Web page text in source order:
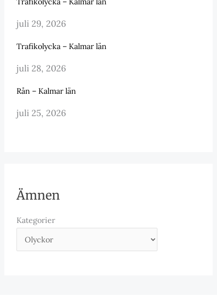
juli 29, 2026
Trafikolycka – Kalmar län
juli 28, 2026
Rån – Kalmar län
juli 25, 2026
Ämnen
Kategorier